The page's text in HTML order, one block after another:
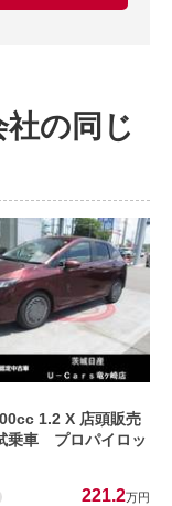
の同じ
1.2 X 店頭販売
車 プロパイロッ
221.2万円